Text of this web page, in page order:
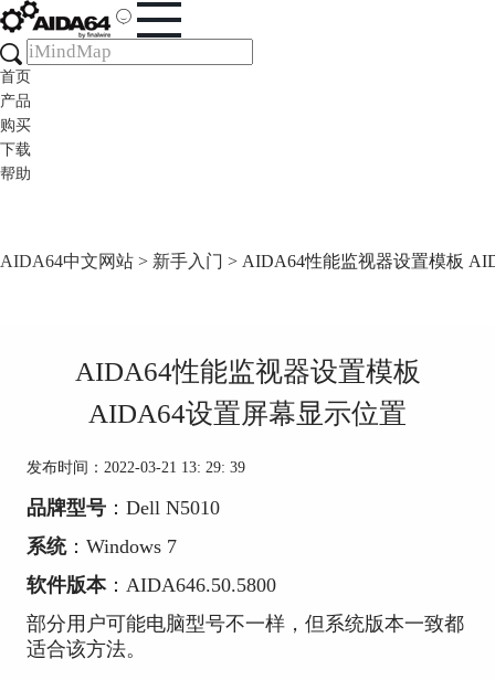
首页
产品
购买
下载
帮助
AIDA64中文网站 > 新手入门 > AIDA64性能监视器设置模板
AIDA64性能监视器设置模板
AIDA64设置屏幕显示位置
发布时间：2022-03-21 13: 29: 39
品牌型号：Dell N5010
系统：Windows 7
软件版本：AIDA646.50.5800
部分用户可能电脑型号不一样，但系统版本一致都
适合该方法。